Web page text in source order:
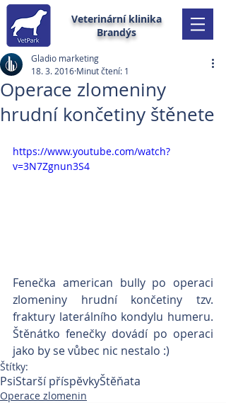
Veterinární klinika
Brandýs
Operace zlomeniny
hrudní končetiny štěnete
Gladio marketing
18. 3. 2016 Minut čtení: 1
https://www.youtube.com/watch?
v=3N7Zgnun3S4
Fenečka american bully po operaci
zlomeniny hrudní končetiny tzv.
fraktury laterálního kondylu humeru.
Štěnátko fenečky dovádí po operaci
jako by se vůbec nic nestalo :)
Štítky:
PsiStarší příspěvkyŠtěňata
Operace zlomenin